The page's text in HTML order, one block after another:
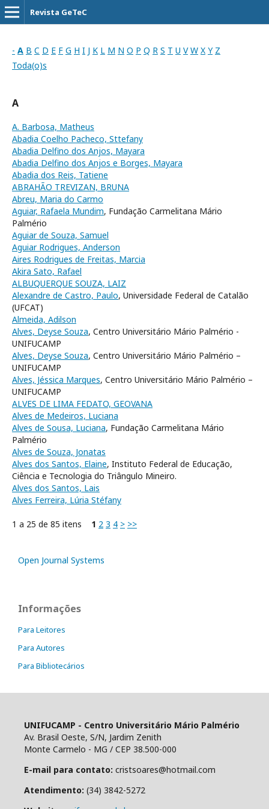
Revista GeTeC
- A B C D E F G H I J K L M N O P Q R S T U V W X Y Z
Toda(o)s
A
A. Barbosa, Matheus
Abadia Coelho Pacheco, Sttefany
Abadia Delfino dos Anjos, Mayara
Abadia Delfino dos Anjos e Borges, Mayara
Abadia dos Reis, Tatiene
ABRAHÃO TREVIZAN, BRUNA
Abreu, Maria do Carmo
Aguiar, Rafaela Mundim, Fundação Carmelitana Mário
Palmério
Aguiar de Souza, Samuel
Aguiar Rodrigues, Anderson
Aires Rodrigues de Freitas, Marcia
Akira Sato, Rafael
ALBUQUERQUE SOUZA, LAIZ
Alexandre de Castro, Paulo, Universidade Federal de Catalão
(UFCAT)
Almeida, Adilson
Alves, Deyse Souza, Centro Universitário Mário Palmério -
UNIFUCAMP
Alves, Deyse Souza, Centro Universitário Mário Palmério –
UNIFUCAMP
Alves, Jéssica Marques, Centro Universitário Mário Palmério –
UNIFUCAMP
ALVES DE LIMA FEDATO, GEOVANA
Alves de Medeiros, Luciana
Alves de Sousa, Luciana, Fundação Carmelitana Mário
Palmério
Alves de Souza, Jonatas
Alves dos Santos, Elaine, Instituto Federal de Educação,
Ciência e Tecnologia do Triângulo Mineiro.
Alves dos Santos, Lais
Alves Ferreira, Lúria Stéfany
1 a 25 de 85 itens 1 2 3 4 > >>
Open Journal Systems
Informações
Para Leitores
Para Autores
Para Bibliotecários
UNIFUCAMP - Centro Universitário Mário Palmério
Av. Brasil Oeste, S/N, Jardim Zenith
Monte Carmelo - MG / CEP 38.500-000
E-mail para contato: cristsoares@hotmail.com
Atendimento: (34) 3842-5272